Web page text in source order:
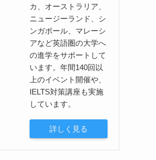
カ、オーストラリア、
ニュージーランド、シ
ンガポール、マレーシ
アなど英語圏の大学へ
の進学をサポートして
います。年間140回以
上のイベント開催や、
IELTS対策講座も実施
しています。
詳しく見る